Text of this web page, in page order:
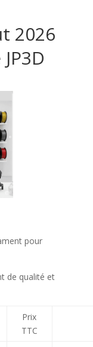
2026
pour
de qualité et
Prix
TTC